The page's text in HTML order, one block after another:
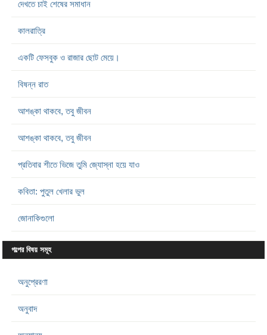
দেখতে চাই শেষের সমাধান
কালরাত্রি
একটি ফেসবুক ও রাজার ছোট মেয়ে।
বিষন্ন রাত
আশঙ্কা থাকবে, তবু জীবন
আশঙ্কা থাকবে, তবু জীবন
প্রতিবার শীতে ভিজে তুমি জ্যোস্না হয়ে যাও
কবিতা: পুতুল খেলার ভুল
জোনাকিগুলো
গল্পের বিষয় সমূহ
অনুপ্রেরণা
অনুবাদ